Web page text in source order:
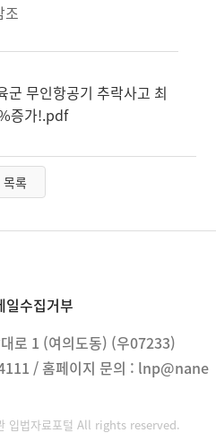
조
무인항공기 추락사고 최
증가!.pdf
목록
일수집거부
로 1 (여의도동) (우07233)
/ 홈페이지 문의 : lnp@nane
입법자료포털 All rights reserved.